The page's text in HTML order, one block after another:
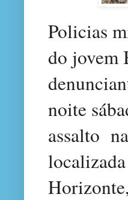
Policias
do jovem
noite
assalto